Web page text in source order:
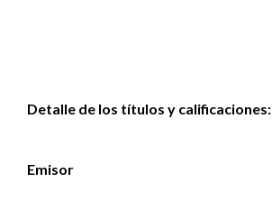
Detalle de los títulos y calificaciones:
Emisor